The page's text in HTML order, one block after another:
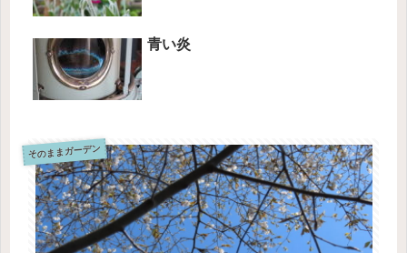
青い炎
そのままガーデン